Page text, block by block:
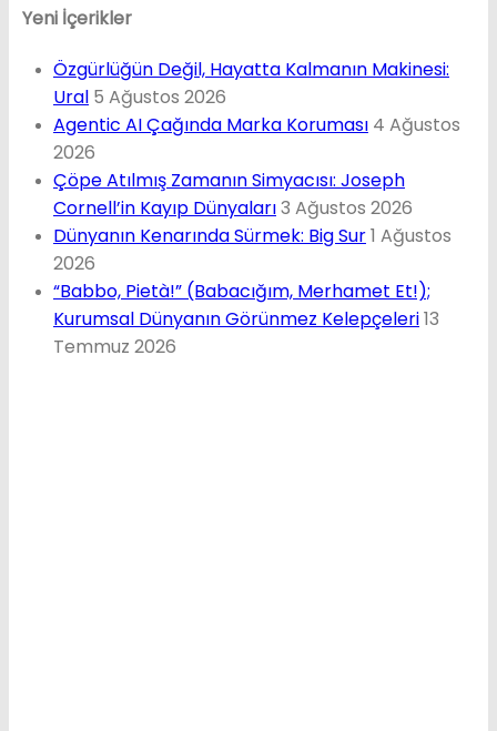
Yeni İçerikler
Özgürlüğün Değil, Hayatta Kalmanın Makinesi:
Ural 5 Ağustos 2026
Agentic AI Çağında Marka Koruması 4 Ağustos
2026
Çöpe Atılmış Zamanın Simyacısı: Joseph
Cornell’in Kayıp Dünyaları3 Ağustos 2026
Dünyanın Kenarında Sürmek: Big Sur1 Ağustos
2026
“Babbo, Pietà!” (Babacığım, Merhamet Et!);
Kurumsal Dünyanın Görünmez Kelepçeleri13
Temmuz 2026